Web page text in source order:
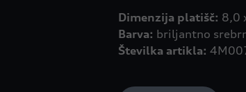
Dimenzija platišč:
Barva:
Številka artikla: